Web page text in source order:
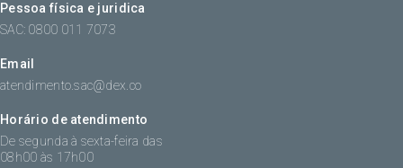
Pessoa física e juridica
SAC: 0800 011 7073
Email
atendimento.sac@dex.co
Horário de atendimento
De segunda à sexta-feira das
08h00 às 17h00